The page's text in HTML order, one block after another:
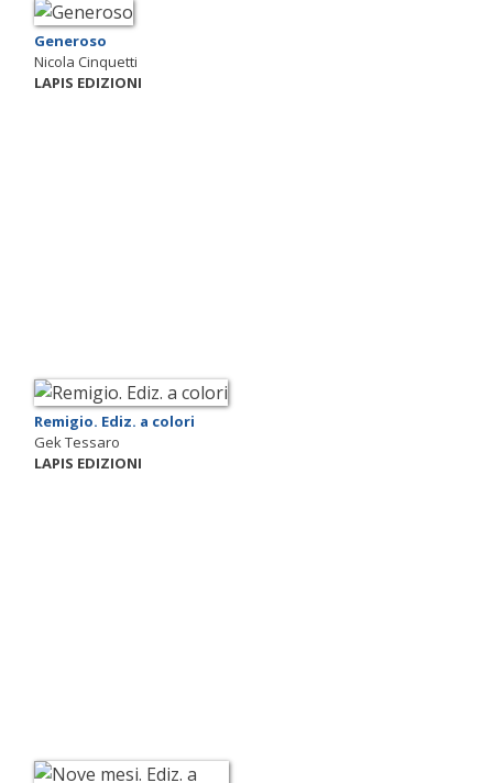
Generoso
Nicola Cinquetti
LAPIS EDIZIONI
Remigio. Ediz. a colori
Gek Tessaro
LAPIS EDIZIONI